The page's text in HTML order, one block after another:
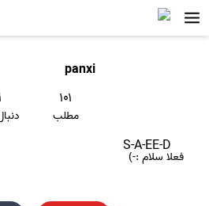
panxi
۱۰۱
مطلب
S-A-EE-D
فعلا سلام :-)